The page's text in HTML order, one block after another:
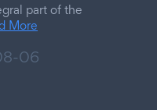
part of the
More
06